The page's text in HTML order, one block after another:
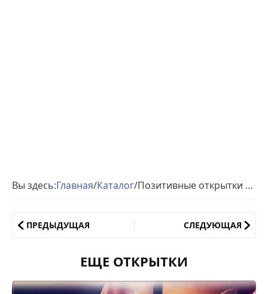
Вы здесь:Главная/Каталог/ Позитивные открытки пожелания
ПРЕДЫДУЩАЯ СЛЕДУЮЩАЯ
ЕЩЕ ОТКРЫТКИ